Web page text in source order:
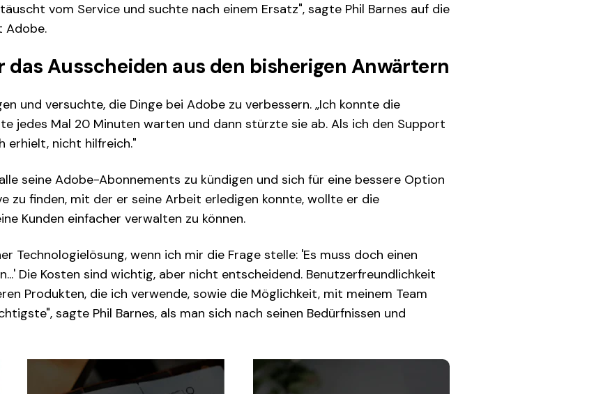
vom Service und suchte nach einem Ersatz", sagte Phil Barnes auf die
Adobe.
das Ausscheiden aus den bisherigen Anwärtern
und versuchte, die Dinge bei Adobe zu verbessern. „Ich konnte die
jedes Mal 20 Minuten warten und dann stürzte sie ab. Als ich den Support
erhielt, nicht hilfreich."
seine Adobe-Abonnements zu kündigen und sich für eine bessere Option
zu finden, mit der er seine Arbeit erledigen konnte, wollte er die
Kunden einfacher verwalten zu können.
Technologielösung, wenn ich mir die Frage stelle: 'Es muss doch einen
Die Kosten sind wichtig, aber nicht entscheidend. Benutzerfreundlichkeit
Produkten, die ich verwende, sowie die Möglichkeit, mit meinem Team
sagte Phil Barnes, als man sich nach seinen Bedürfnissen und